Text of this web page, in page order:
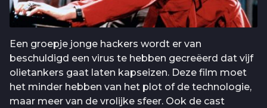
Een groepje jonge hackers wordt er van
beschuldigd een virus te hebben gecreëerd dat vijf
olietankers gaat laten kapseizen. Deze film moet
het minder hebben van het plot of de technologie,
maar meer van de vrolijke sfeer. Ook de cast